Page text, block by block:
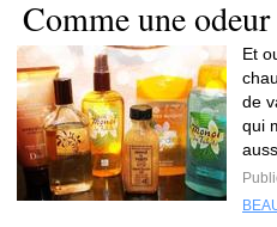
Comme une odeur
Et
de
qui